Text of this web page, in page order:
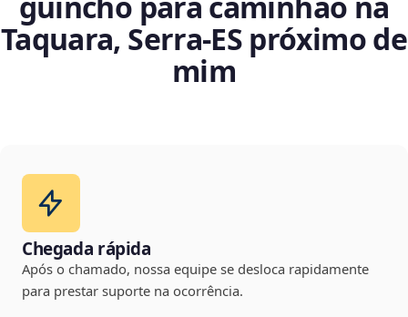
Taquara, Serra‑ES próximo de
mim
Chegada rápida
Após o chamado, nossa equipe se desloca rapidamente
para prestar suporte na ocorrência.